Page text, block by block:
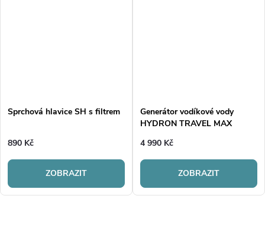
Sprchová hlavice SH s filtrem
890 Kč
ZOBRAZIT
Generátor vodíkové vody
HYDRON TRAVEL MAX
4 990 Kč
ZOBRAZIT